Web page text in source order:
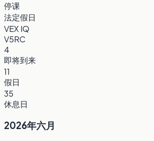
停课
法定假日
VEX IQ
V5RC
4
即将到来
11
假日
35
休息日
2026年六月